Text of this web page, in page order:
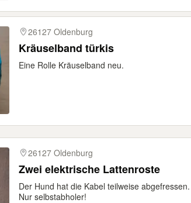
26127 Oldenburg
Kräuselband türkis
Eine Rolle Kräuselband neu.
26127 Oldenburg
Zwei elektrische Lattenroste
Der Hund hat die Kabel teilweise
Nur selbstabholer!